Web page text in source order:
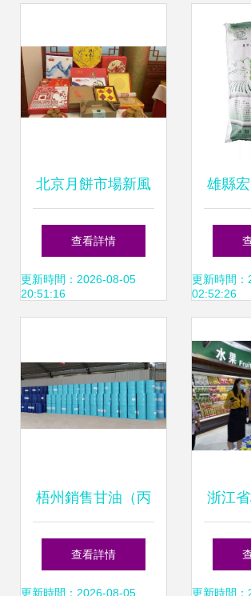
安全檢查
裝食
北京月餅市場新風
向 散裝單品崛起，
禮盒銷售遇冷
查看詳情
更新時間：2026-08-05
20:51:16
雄縣
國經
攜手共
更新時間
02:52:26
梧州銷售甘油（丙
三醇）食品級甘油
查看詳情
更新時間：2026-08-05
浙江
區市
更新時間